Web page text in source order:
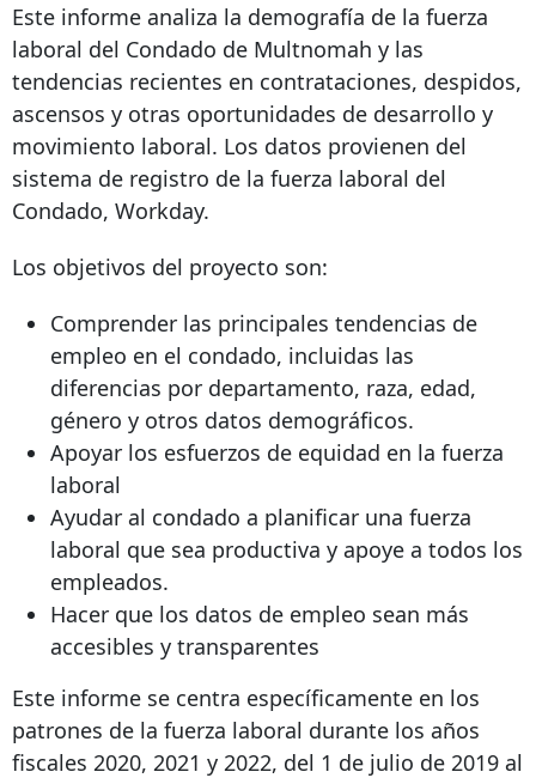
Este informe analiza la demografía de la fuerza
laboral del Condado de Multnomah y las
tendencias recientes en contrataciones, despidos,
ascensos y otras oportunidades de desarrollo y
movimiento laboral. Los datos provienen del
sistema de registro de la fuerza laboral del
Condado, Workday.
Los objetivos del proyecto son:
Comprender las principales tendencias de
empleo en el condado, incluidas las
diferencias por departamento, raza, edad,
género y otros datos demográficos.
Apoyar los esfuerzos de equidad en la fuerza
laboral
Ayudar al condado a planificar una fuerza
laboral que sea productiva y apoye a todos los
empleados.
Hacer que los datos de empleo sean más
accesibles y transparentes
Este informe se centra específicamente en los
patrones de la fuerza laboral durante los años
fiscales 2020, 2021 y 2022, del 1 de julio de 2019 al